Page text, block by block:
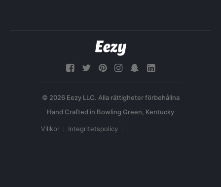
© 2026 Eezy LLC. Alla rättigheter förbehållna
Villkor Integritetspolicy